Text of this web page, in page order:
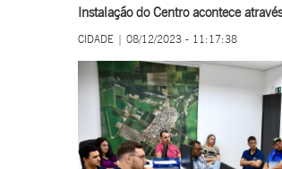
Instalação do Centro acontece
CIDADE | 08/12/2023 - 11:17:38